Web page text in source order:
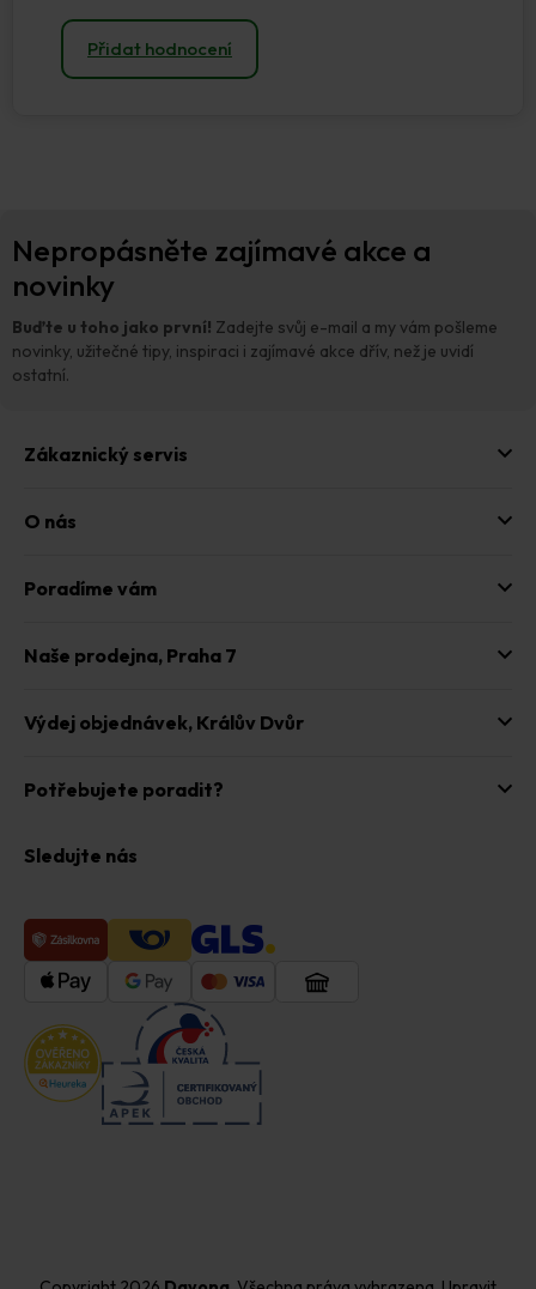
Přidat hodnocení
Nepropásněte zajímavé akce a
novinky
Buďte u toho jako první! Zadejte svůj e-mail a my vám pošleme
novinky, užitečné tipy, inspiraci i zajímavé akce dřív, než je uvidí
ostatní.
Zákaznický servis
O nás
Poradíme vám
Naše prodejna, Praha 7
Výdej objednávek, Králův Dvůr
Potřebujete poradit?
Sledujte nás